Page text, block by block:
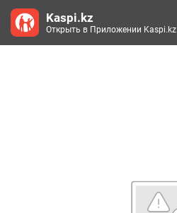
Kaspi.kz
Открыть в Приложении Kaspi.kz